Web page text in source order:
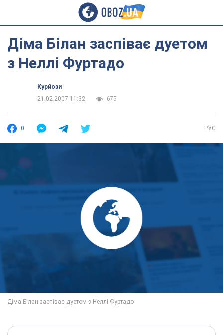
Діма Білан заспіває дуетом
з Неллі Фуртадо
Курйози
21.02.2007 11:32
675
0 РУС